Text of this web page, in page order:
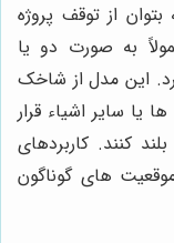
از توقف پروژه
به صورت دو یا
این مدل از شاخک
یا سایر اشیاء قرار
کنند. کاربردهای
های گوناگون